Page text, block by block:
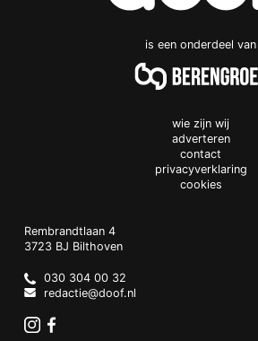
is een onderdeel van
wie zijn wij
adverteren
contact
privacyverklaring
cookies
Doof.nl
work
Rembrandtlaan 4
3723 BJ Bilthoven
Netherlands
030 304 00 32
redactie@doof.nl